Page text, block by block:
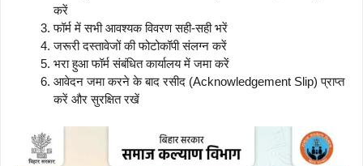
करें
फॉर्म में सभी आवश्यक विवरण सही-सही भरें
जरूरी दस्तावेजों की फोटोकॉपी संलग्न करें
भरा हुआ फॉर्म संबंधित कार्यालय में जमा करें
आवेदन जमा करने के बाद रसीद (Acknowledgement Slip) प्राप्त
करें और सुरक्षित रखें